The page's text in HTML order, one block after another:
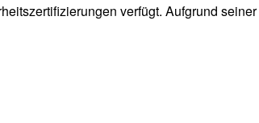
verfügt. Aufgrund seiner